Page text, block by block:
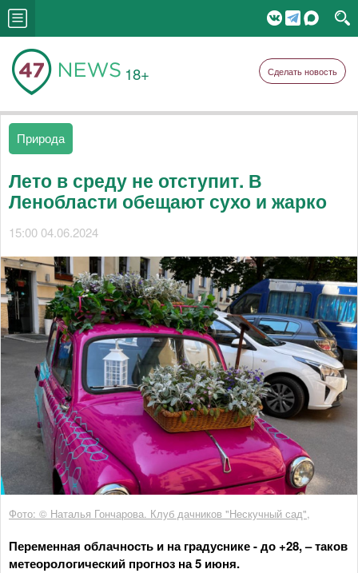
18+ Сделать новость
Природа
Лето в среду не отступит. В
Ленобласти обещают сухо и жарко
15:00 04.06.2024
Фото: © Наталья Гончарова. Клуб дачников "Нескучный сад",
Переменная облачность и на градуснике - до +28, – таков
метеорологический прогноз на 5 июня.